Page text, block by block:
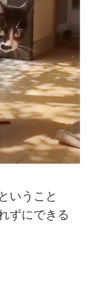
いうこと
ずにできる